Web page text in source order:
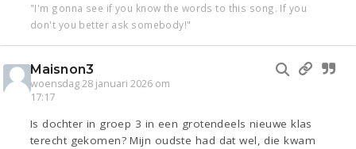
"I'm gonna see if you know the words to this song. If you
don't you better ask somebody!"
Maisnon3
woensdag 28 januari 2026 om
17:17
Is dochter in groep 3 in een grotendeels nieuwe klas
terecht gekomen? Mijn oudste had dat wel, die kwam